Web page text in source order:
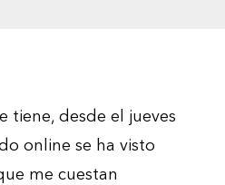
desde el jueves
online se ha visto
me cuestan